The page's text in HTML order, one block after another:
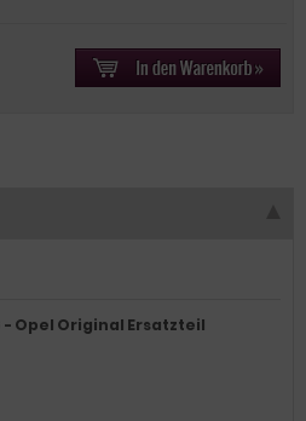
- Opel Original Ersatzteil